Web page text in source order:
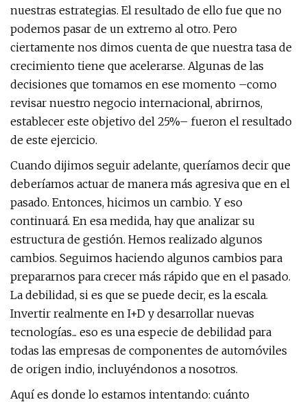
nuestras estrategias. El resultado de ello fue que no
podemos pasar de un extremo al otro. Pero
ciertamente nos dimos cuenta de que nuestra tasa de
crecimiento tiene que acelerarse. Algunas de las
decisiones que tomamos en ese momento –como
revisar nuestro negocio internacional, abrirnos,
establecer este objetivo del 25%– fueron el resultado
de este ejercicio.
Cuando dijimos seguir adelante, queríamos decir que
deberíamos actuar de manera más agresiva que en el
pasado. Entonces, hicimos un cambio. Y eso
continuará. En esa medida, hay que analizar su
estructura de gestión. Hemos realizado algunos
cambios. Seguimos haciendo algunos cambios para
prepararnos para crecer más rápido que en el pasado.
La debilidad, si es que se puede decir, es la escala.
Invertir realmente en I+D y desarrollar nuevas
tecnologías... eso es una especie de debilidad para
todas las empresas de componentes de automóviles
de origen indio, incluyéndonos a nosotros.
Aquí es donde lo estamos intentando: cuánto